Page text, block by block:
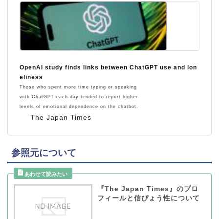
The Japan Times
OpenAI study finds links between ChatGPT use and lon
eliness
Those who spent more time typing or speaking
with ChatGPT each day tended to report higher
levels of emotional dependence on the chatbot.
参照元について
『The Japan Times』のプロ
フィールと信ぴょう性について